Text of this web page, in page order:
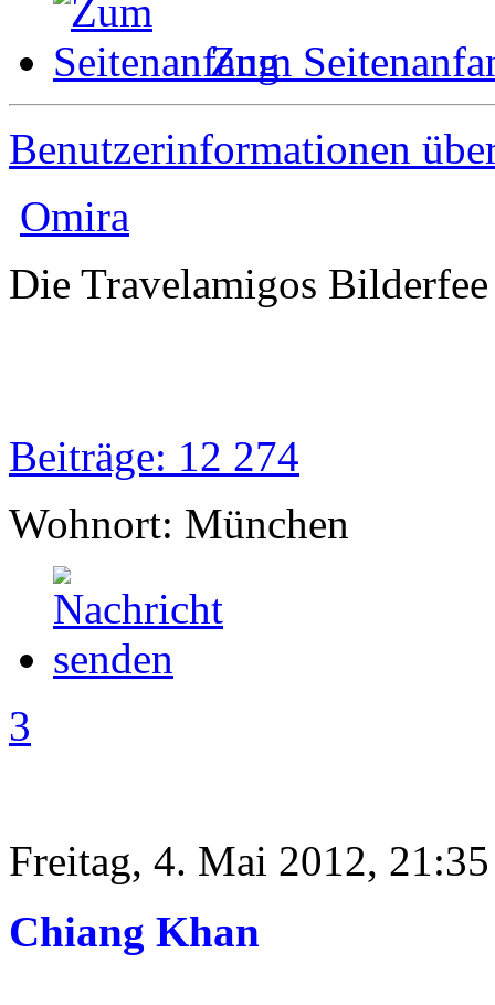
Zum
Benutzerinformationen
Omira
Die Travelamigos Bilderfee
Beiträge: 12 274
Wohnort: München
3
Freitag, 4. Mai 2012, 21:35
Chiang Khan